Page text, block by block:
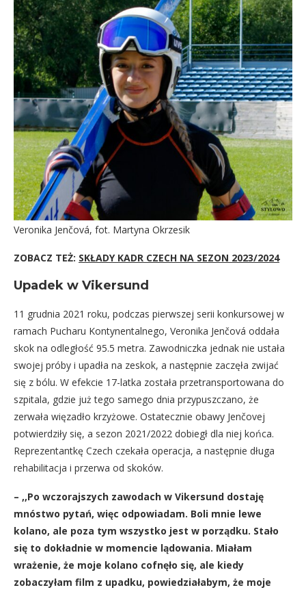
Veronika Jenčová, fot. Martyna Okrzesik
ZOBACZ TEŻ: SKŁADY KADR CZECH NA SEZON 2023/2024
Upadek w Vikersund
11 grudnia 2021 roku, podczas pierwszej serii konkursowej w
ramach Pucharu Kontynentalnego, Veronika Jenčová oddała
skok na odległość 95.5 metra. Zawodniczka jednak nie ustała
swojej próby i upadła na zeskok, a następnie zaczęła zwijać
się z bólu. W efekcie 17-latka została przetransportowana do
szpitala, gdzie już tego samego dnia przypuszczano, że
zerwała więzadło krzyżowe. Ostatecznie obawy Jenčovej
potwierdziły się, a sezon 2021/2022 dobiegł dla niej końca.
Reprezentantkę Czech czekała operacja, a następnie długa
rehabilitacja i przerwa od skoków.
– ,,Po wczorajszych zawodach w Vikersund dostaję
mnóstwo pytań, więc odpowiadam. Boli mnie lewe
kolano, ale poza tym wszystko jest w porządku. Stało
się to dokładnie w momencie lądowania. Miałam
wrażenie, że moje kolano cofnęło się, ale kiedy
zobaczyłam film z upadku, powiedziałabym, że moje